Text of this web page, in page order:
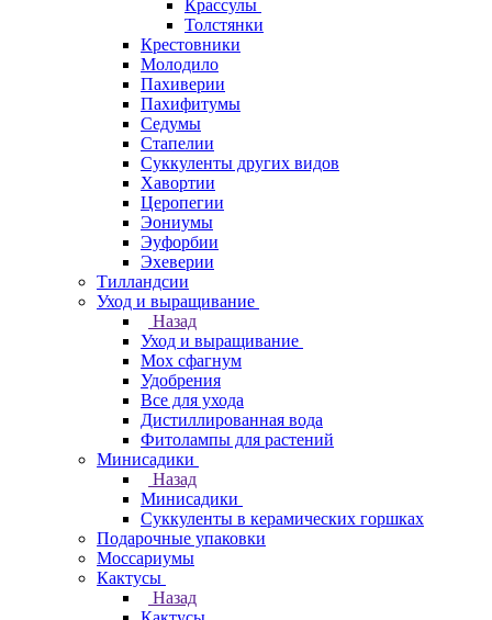
Крассулы
Толстянки
Крестовники
Молодило
Пахиверии
Пахифитумы
Седумы
Стапелии
Суккуленты других видов
Хавортии
Церопегии
Эониумы
Эуфорбии
Эхеверии
Тилландсии
Уход и выращивание
Назад
Уход и выращивание
Мох сфагнум
Удобрения
Все для ухода
Дистиллированная вода
Фитолампы для растений
Минисадики
Назад
Минисадики
Суккуленты в керамических горшках
Подарочные упаковки
Моссариумы
Кактусы
Назад